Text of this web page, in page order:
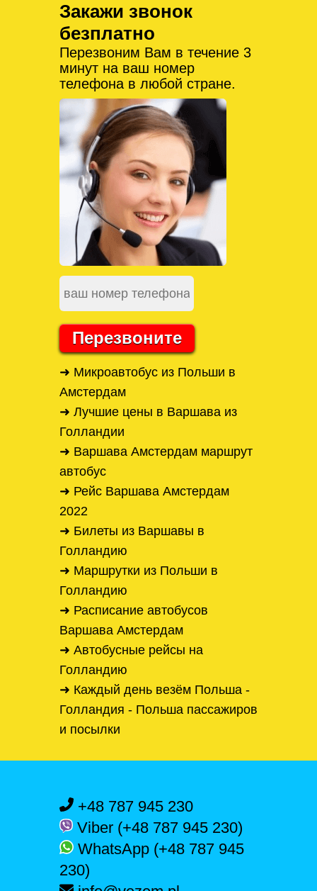
Закажи звонок
безплатно
Перезвоним Вам в течение 3
минут на ваш номер
телефона в любой стране.
Перезвоните
➜ Микроавтобус из Польши в
Амстердам
➜ Лучшие цены в Варшава из
Голландии
➜ Варшава Амстердам маршрут
автобус
➜ Рейс Варшава Амстердам
2022
➜ Билеты из Варшавы в
Голландию
➜ Маршрутки из Польши в
Голландию
➜ Расписание автобусов
Варшава Амстердам
➜ Автобусные рейсы на
Голландию
➜ Каждый день везём Польша -
Голландия - Польша пассажиров
и посылки
+48 787 945 230
Viber (+48 787 945 230)
WhatsApp (+48 787 945
230)